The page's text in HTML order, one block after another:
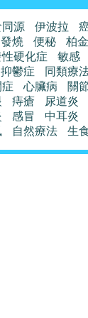
源 伊波拉
發燒
便秘 柏
硬化症
敏感
抑鬱症
同類療
心臟病 關
痔瘡 尿道炎
感冒 中耳炎
自然療法 生